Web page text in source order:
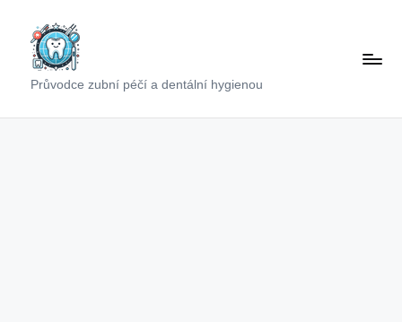
contentPrůvodce zubní péčí a dentální hygienou